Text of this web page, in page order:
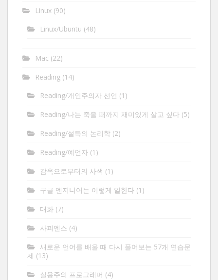
Linux (90)
Linux/Ubuntu (48)
Mac (22)
Reading (14)
Reading/개인주의자 선언 (1)
Reading/나는 죽을 때까지 재미있게 살고 싶다 (5)
Reading/설득의 논리학 (2)
Reading/예언자 (1)
감옥으로부터의 사색 (1)
구글 엔지니어는 이렇게 일한다 (1)
대화 (7)
사피엔스 (4)
새로운 언어를 배울 때 다시 풀어보는 57개 연습문
제 (13)
실용주의 프로그래머 (4)